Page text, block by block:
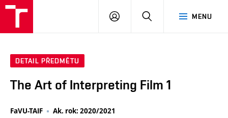
MENU
PŘIHLÁSIT
DETAIL PŘEDMĚTU
The Art of Interpreting Film 1
FaVU-TAIF Ak. rok: 2020/2021